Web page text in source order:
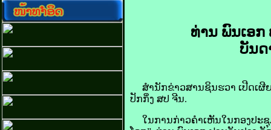
ທ່ານ ພົນ​ເອ
ບັນດ
ສຳນັກ​ຂ່າວສານ​ຊິນ​ຮວາ ເປີດເຜີຍ​
ປັກ​ກິ່ງ ​ສປ ຈີນ.
ໃນ​ການ​ກ່າວ​ຄຳ​ເຫັນ​ໃນ​ກອງ​ປະ